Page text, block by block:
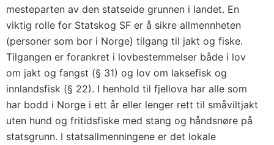
mesteparten av den statseide grunnen i landet. En
viktig rolle for Statskog SF er å sikre allmennheten
(personer som bor i Norge) tilgang til jakt og fiske.
Tilgangen er forankret i lovbestemmelser både i lov
om jakt og fangst (§ 31) og lov om laksefisk og
innlandsfisk (§ 22). I henhold til fjellova har alle som
har bodd i Norge i ett år eller lenger rett til småviltjakt
uten hund og fritidsfiske med stang og håndsnøre på
statsgrunn. I statsallmenningene er det lokale